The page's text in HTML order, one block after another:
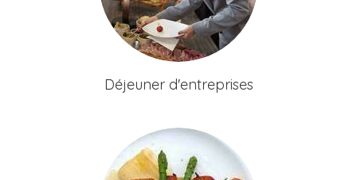
Déjeuner d'entreprises